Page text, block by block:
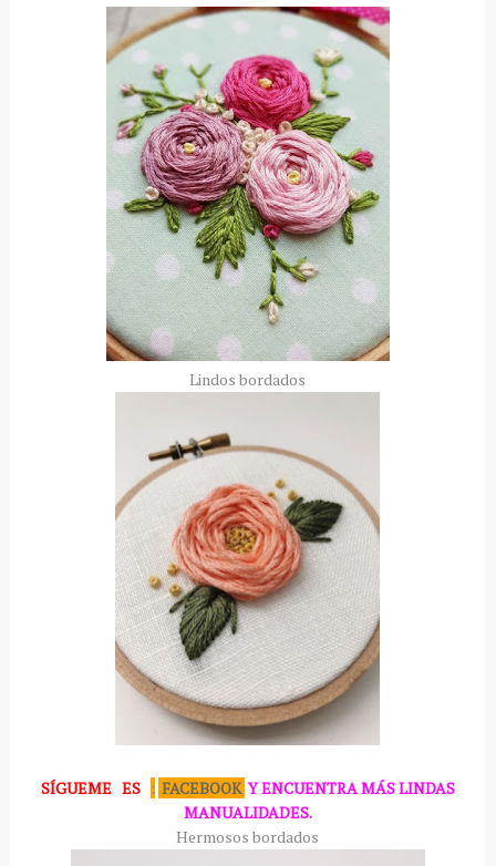
Lindos bordados
SÍGUEME ES : FACEBOOK Y ENCUENTRA MÁS LINDAS
MANUALIDADES.
Hermosos bordados